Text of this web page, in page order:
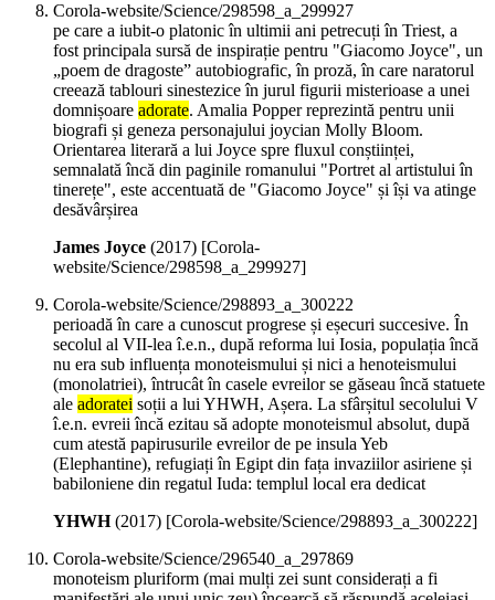
Corola-website/Science/298598_a_299927
pe care a iubit-o platonic în ultimii ani petrecuți în Triest, a
fost principala sursă de inspirație pentru "Giacomo Joyce", un
„poem de dragoste” autobiografic, în proză, în care naratorul
creează tablouri sinestezice în jurul figurii misterioase a unei
domnișoare adorate. Amalia Popper reprezintă pentru unii
biografi și geneza personajului joycian Molly Bloom.
Orientarea literară a lui Joyce spre fluxul conștiinței,
semnalată încă din paginile romanului "Portret al artistului în
tinerețe", este accentuată de "Giacomo Joyce" și își va atinge
desăvârșirea
James Joyce (2017) [Corola-
website/Science/298598_a_299927]
Corola-website/Science/298893_a_300222
perioadă în care a cunoscut progrese și eșecuri succesive. În
secolul al VII-lea î.e.n., după reforma lui Iosia, populația încă
nu era sub influența monoteismului și nici a henoteismului
(monolatriei), întrucât în casele evreilor se găseau încă statuete
ale adoratei soții a lui YHWH, Așera. La sfârșitul secolului V
î.e.n. evreii încă ezitau să adopte monoteismul absolut, după
cum atestă papirusurile evreilor de pe insula Yeb
(Elephantine), refugiați în Egipt din fața invaziilor asiriene și
babiloniene din regatul Iuda: templul local era dedicat
YHWH(2017) [Corola-website/Science/298893_a_300222]
Corola-website/Science/296540_a_297869
monoteism pluriform (mai mulți zei sunt considerați a fi